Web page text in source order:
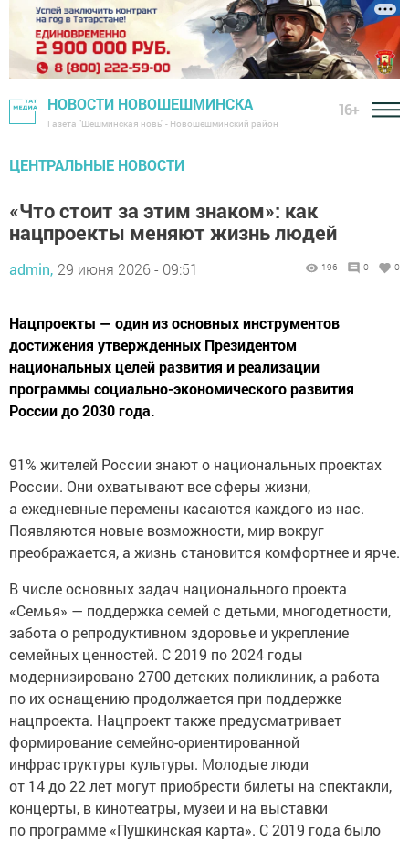
НОВОСТИ НОВОШЕШМИНСКА
Газета "Шешминская новь" - Новошешминский район
16+
ЦЕНТРАЛЬНЫЕ НОВОСТИ
«Что стоит за этим знаком»: как
нацпроекты меняют жизнь людей
admin, 29 июня 2026 - 09:51 196 0 0
Нацпроекты — один из основных инструментов
достижения утвержденных Президентом
национальных целей развития и реализации
программы социально-экономического развития
России до 2030 года.
91% жителей России знают о национальных проектах
России. Они охватывают все сферы жизни,
а ежедневные перемены касаются каждого из нас.
Появляются новые возможности, мир вокруг
преображается, а жизнь становится комфортнее и ярче.
В числе основных задач национального проекта
«Семья» — поддержка семей с детьми, многодетности,
забота о репродуктивном здоровье и укрепление
семейных ценностей. С 2019 по 2024 годы
модернизировано 2700 детских поликлиник, а работа
по их оснащению продолжается при поддержке
нацпроекта. Нацпроект также предусматривает
формирование семейно-ориентированной
инфраструктуры культуры. Молодые люди
от 14 до 22 лет могут приобрести билеты на спектакли,
концерты, в кинотеатры, музеи и на выставки
по программе «Пушкинская карта». С 2019 года было